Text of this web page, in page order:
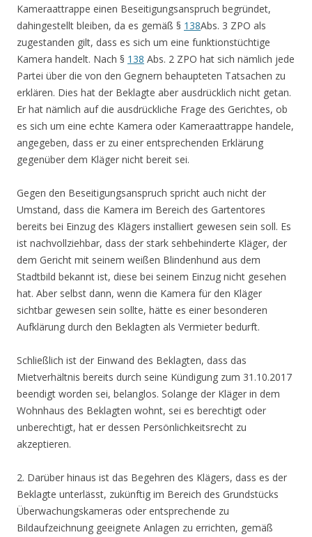
Kameraattrappe einen Beseitigungsanspruch begründet,
dahingestellt bleiben, da es gemäß § 138Abs. 3 ZPO als
zugestanden gilt, dass es sich um eine funktionstüchtige
Kamera handelt. Nach § 138 Abs. 2 ZPO hat sich nämlich jede
Partei über die von den Gegnern behaupteten Tatsachen zu
erklären. Dies hat der Beklagte aber ausdrücklich nicht getan.
Er hat nämlich auf die ausdrückliche Frage des Gerichtes, ob
es sich um eine echte Kamera oder Kameraattrappe handele,
angegeben, dass er zu einer entsprechenden Erklärung
gegenüber dem Kläger nicht bereit sei.
Gegen den Beseitigungsanspruch spricht auch nicht der
Umstand, dass die Kamera im Bereich des Gartentores
bereits bei Einzug des Klägers installiert gewesen sein soll. Es
ist nachvollziehbar, dass der stark sehbehinderte Kläger, der
dem Gericht mit seinem weißen Blindenhund aus dem
Stadtbild bekannt ist, diese bei seinem Einzug nicht gesehen
hat. Aber selbst dann, wenn die Kamera für den Kläger
sichtbar gewesen sein sollte, hätte es einer besonderen
Aufklärung durch den Beklagten als Vermieter bedurft.
Schließlich ist der Einwand des Beklagten, dass das
Mietverhältnis bereits durch seine Kündigung zum 31.10.2017
beendigt worden sei, belanglos. Solange der Kläger in dem
Wohnhaus des Beklagten wohnt, sei es berechtigt oder
unberechtigt, hat er dessen Persönlichkeitsrecht zu
akzeptieren.
2. Darüber hinaus ist das Begehren des Klägers, dass es der
Beklagte unterlässt, zukünftig im Bereich des Grundstücks
Überwachungskameras oder entsprechende zu
Bildaufzeichnung geeignete Anlagen zu errichten, gemäß